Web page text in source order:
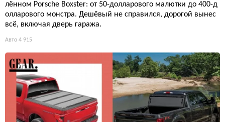
лённом Porsche Boxster: от 50-долларового малютки до 400-д
олларового монстра. Дешёвый не справился, дорогой вынес
всё, включая дверь гаража.
Авто 4 915